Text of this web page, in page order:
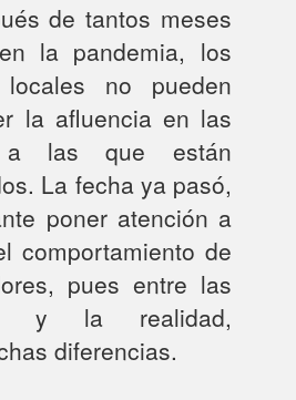
de tantos meses
la pandemia, los
no pueden
la afluencia en las
a las que están
La fecha ya pasó,
poner atención a
comportamiento de
pues entre las
y la realidad,
diferencias.